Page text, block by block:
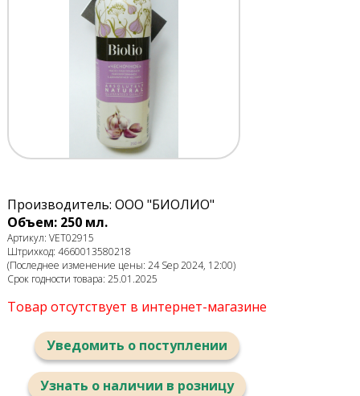
Производитель: ООО "БИОЛИО"
Объем: 250 мл.
Артикул: VET02915
Штрихкод: 4660013580218
(Последнее изменение цены: 24 Sep 2024, 12:00)
Срок годности товара: 25.01.2025
Товар отсутствует в интернет-магазине
Уведомить о поступлении
Узнать о наличии в розницу